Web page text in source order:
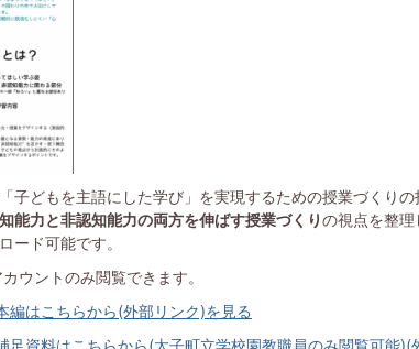
子どもを主語にした学び」を実現するための授業づくり
能力と非認知能力の両方を伸ばす授業づくりの視点を整
ード可能です。
ウントのみ閲覧できます。
編はこちらから(外部リンク)を見る
足資料はこちらから(太子町立学校園教職員のみ閲覧可能)(